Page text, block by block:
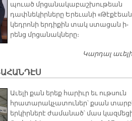
պուած մրցա­նա­կա­բաշ­խու­թեան
դափ­նե­կիր­նե­րը Ե­րե­ւա­նի
կեդ­րո­նի եր­դի­քին տակ ստա­ցան ի­
րենց մրցա­նակ­նե­րը։
Կարդալ
Ա­ւե­լի քան ե­րեք հա­րիւր եւ ութ­սուն
հրա­տա­րակ­չա­տու­ներ՝ քսան
եր­կիր­նե­րէ ժա­մա­նած՝ մաս